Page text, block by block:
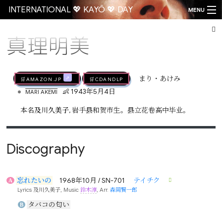
INTERNATIONAL 💖 KAYŌ 💖 DAY MENU
真理明美
🛒AMAZON.jp 🛒CDandLP まり・あけみ
• MARI AKEMI 👶 1943年5月4日
本名及川久美子, 岩手县和贺市生。县立花卷高中毕业。
Discography
A 忘れたいの 1968年10月 / SN-701 テイチク
Lyrics及川久美子 , Music鈴木淳 , Arr.森岡賢一郎
B タバコの匂い